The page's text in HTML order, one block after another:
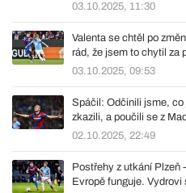
03.10.2025, 11:30
Valenta se chtěl po
rád, že jsem to chytil za
03.10.2025, 09:53
Spáčil: Odčinili jsme,
zkazili, a poučili se z
02.10.2025, 22:49
Postřehy z utkání Plzeň
Evropě funguje. Vydrovi